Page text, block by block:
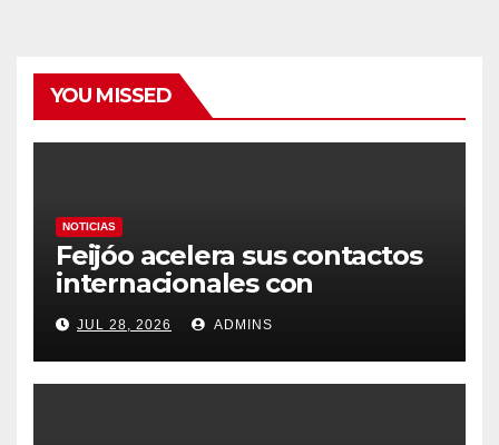
YOU MISSED
NOTICIAS
Feijóo acelera sus contactos
internacionales con
Latinoamérica como socio
prioritario en su agenda de
gobierno
JUL 28, 2026 ADMINS